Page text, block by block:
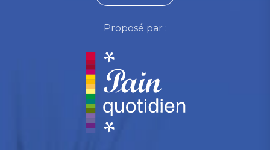
Proposé par :